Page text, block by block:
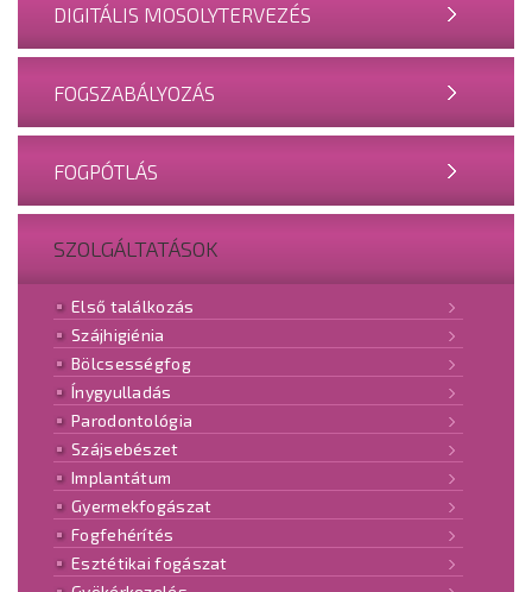
DIGITÁLIS MOSOLYTERVEZÉS
FOGSZABÁLYOZÁS
FOGPÓTLÁS
SZOLGÁLTATÁSOK
Első találkozás
Szájhigiénia
Bölcsességfog
Ínygyulladás
Parodontológia
Szájsebészet
Implantátum
Gyermekfogászat
Fogfehérítés
Esztétikai fogászat